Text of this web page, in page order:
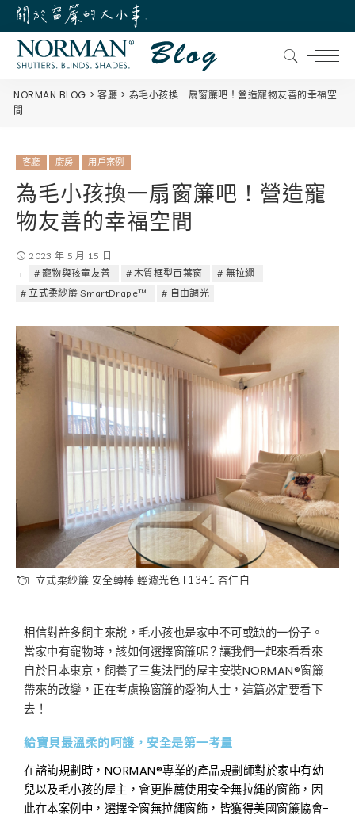
NORMAN BLOG 客廳
為毛小孩換一扇窗簾吧！營造寵物友善的幸福空
間
客廳 廚房 用戶案例
為毛小孩換一扇窗簾吧！營造寵
物友善的幸福空間
2023 年 5 月 15 日
寵物與孩童友善
木質框型百葉窗
無拉繩
立式柔紗簾 SmartDrape™
自由調光
立式柔紗簾 安全轉棒 輕濾光色 F1341 杏仁白
相信對許多飼主來說，毛小孩也是家中不可或缺的一份子。
當家中有寵物時，該如何選擇窗簾呢？讓我們一起來看看來
自於日本東京，飼養了三隻法鬥的屋主安裝NORMAN®窗簾
帶來的改變，正在考慮換窗簾的愛狗人士，這篇必定要看下
去！
給寶貝最溫柔的呵護，安全是第一考量
在諮詢規劃時，NORMAN®專業的產品規劃師對於家中有幼
兒以及毛小孩的屋主，會更推薦使用安全無拉繩的窗飾，因
此在本案例中，選擇全窗無拉繩窗飾，皆獲得美國窗簾協會-